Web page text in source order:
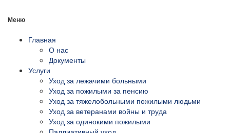
Меню
Главная
О нас
Документы
Услуги
Уход за лежачими больными
Уход за пожилыми за пенсию
Уход за тяжелобольными пожилыми людьми
Уход за ветеранами войны и труда
Уход за одинокими пожилыми